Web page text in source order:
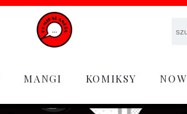
MANGI KOMIKSY